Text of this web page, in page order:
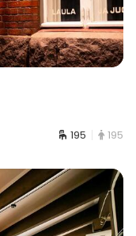
195 195